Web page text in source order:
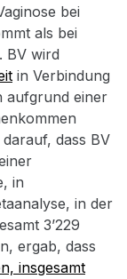
bei
als bei
BV wird
in Verbindung
aufgrund einer
dass BV
in
in der
3’229
ergab, dass
insgesamt